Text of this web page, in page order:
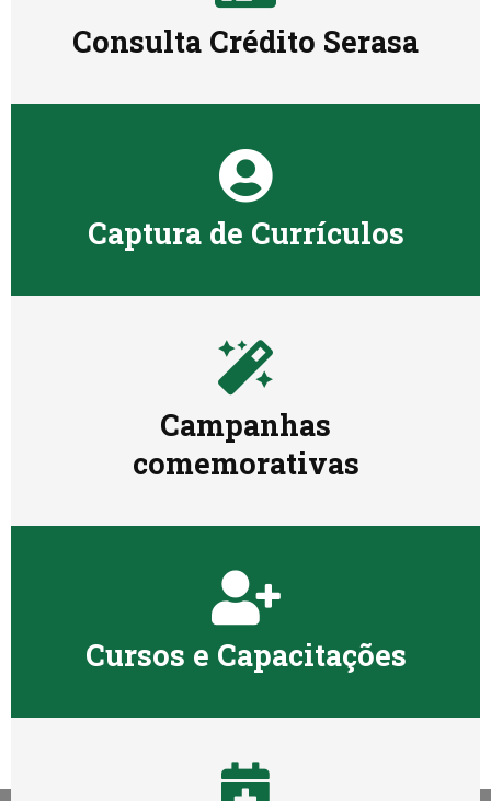
Consulta Crédito Serasa
Captura de Currículos
Campanhas
comemorativas
Cursos e Capacitações